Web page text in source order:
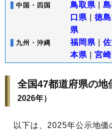
中国・四国 鳥取県
口県
徳
県
九州・沖縄 福岡県
本県
宮
全国47都道府県の地
2026年）
以下は、2025年公示地価